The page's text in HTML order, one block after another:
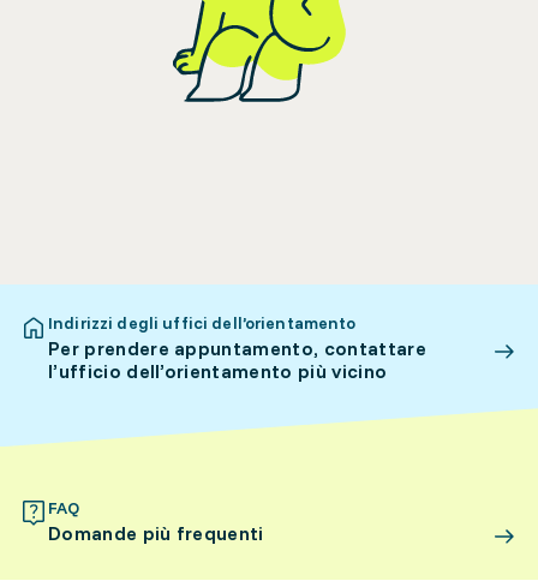
Indirizzi degli uffici dell’orientamento
Per prendere appuntamento, contattare
l’ufficio dell’orientamento più vicino
FAQ
Domande più frequenti